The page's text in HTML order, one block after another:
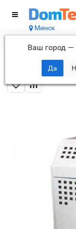
Минск
Ваш город —
Каталог
Газовые котлы
СН (двухконтурный)